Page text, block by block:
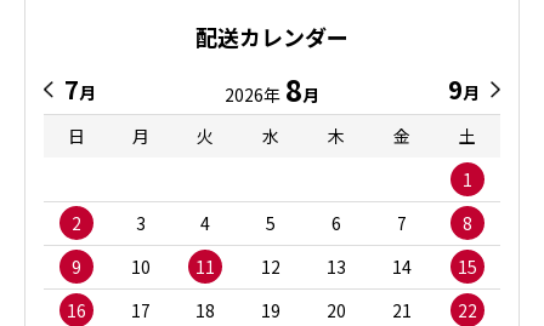
配送カレンダー
7月 2026年 8月 9月
日
月 火 水 木 金
土
1
2
3 4 5 6 7
8
9
10 11 12 13 14
15
16
17 18 19 20 21 22